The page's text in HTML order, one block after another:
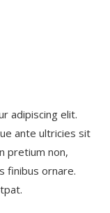
adipiscing elit.
ante ultricies sit
pretium non,
finibus ornare.